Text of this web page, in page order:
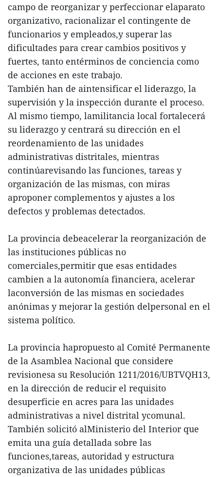
campo de reorganizar y perfeccionar elaparato
organizativo, racionalizar el contingente de
funcionarios y empleados,y superar las
dificultades para crear cambios positivos y
fuertes, tanto entérminos de conciencia como
de acciones en este trabajo.
También han de aintensificar el liderazgo, la
supervisión y la inspección durante el proceso.
Al mismo tiempo, lamilitancia local fortalecerá
su liderazgo y centrará su dirección en el
reordenamiento de las unidades
administrativas distritales, mientras
continúarevisando las funciones, tareas y
organización de las mismas, con miras
aproponer complementos y ajustes a los
defectos y problemas detectados.
La provincia debeacelerar la reorganización de
las instituciones públicas no
comerciales,permitir que esas entidades
cambien a la autonomía financiera, acelerar
laconversión de las mismas en sociedades
anónimas y mejorar la gestión delpersonal en el
sistema político.
La provincia hapropuesto al Comité Permanente
de la Asamblea Nacional que considere
revisionesa su Resolución 1211/2016/UBTVQH13,
en la dirección de reducir el requisito
desuperficie en acres para las unidades
administrativas a nivel distrital ycomunal.
También solicitó alMinisterio del Interior que
emita una guía detallada sobre las
funciones,tareas, autoridad y estructura
organizativa de las unidades públicas